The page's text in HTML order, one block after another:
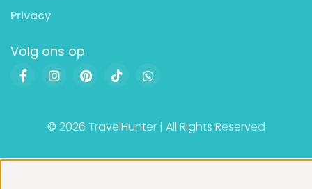
Privacy
Volg ons op
© 2026 TravelHunter | All Rights Reserved